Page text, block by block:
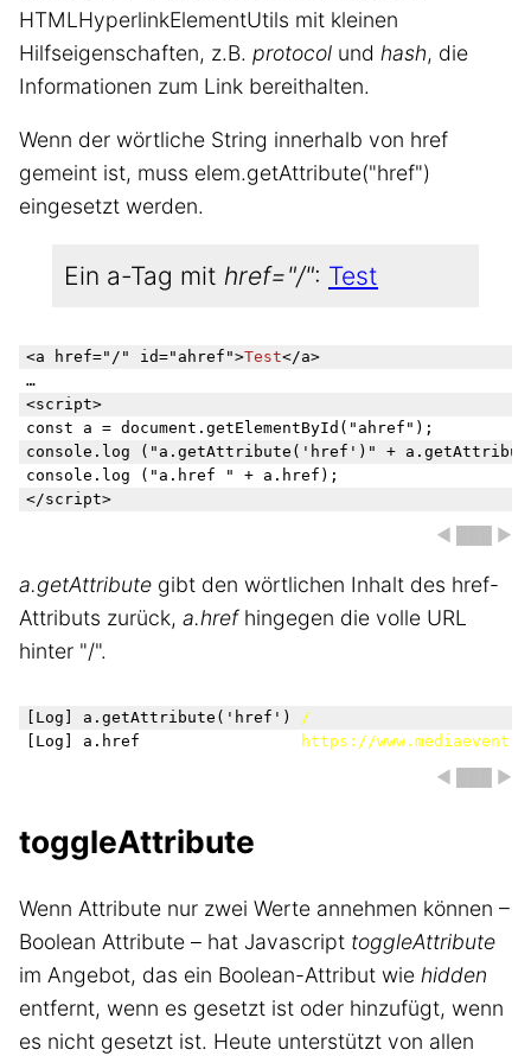
HTMLHyperlinkElementUtils mit kleinen
Hilfseigenschaften, z.B. protocol und hash, die
Informationen zum Link bereithalten.
Wenn der wörtliche String innerhalb von href
gemeint ist, muss elem.getAttribute("href")
eingesetzt werden.
Ein a-Tag mit href="/": Test
<a href="/" id="ahref">Test</a>
…
<script>
const a = document.getElementById("ahref");
console.log ("a.getAttribute('href')" +
console.log ("a.href " + a.href);
◀ ███ ▶
a.getAttribute gibt den wörtlichen Inhalt des href-
Attributs zurück, a.hrefhingegen die volle URL
hinter "/".
[Log] a.getAttribute('href') /
[Log] a.href
https://
◀ ███ ▶
toggleAttribute
Wenn Attribute nur zwei Werte annehmen können –
Boolean Attribute – hat Javascript toggleAttribute
im Angebot, das ein Boolean-Attribut wie hidden
entfernt, wenn es gesetzt ist oder hinzufügt, wenn
es nicht gesetzt ist. Heute unterstützt von allen